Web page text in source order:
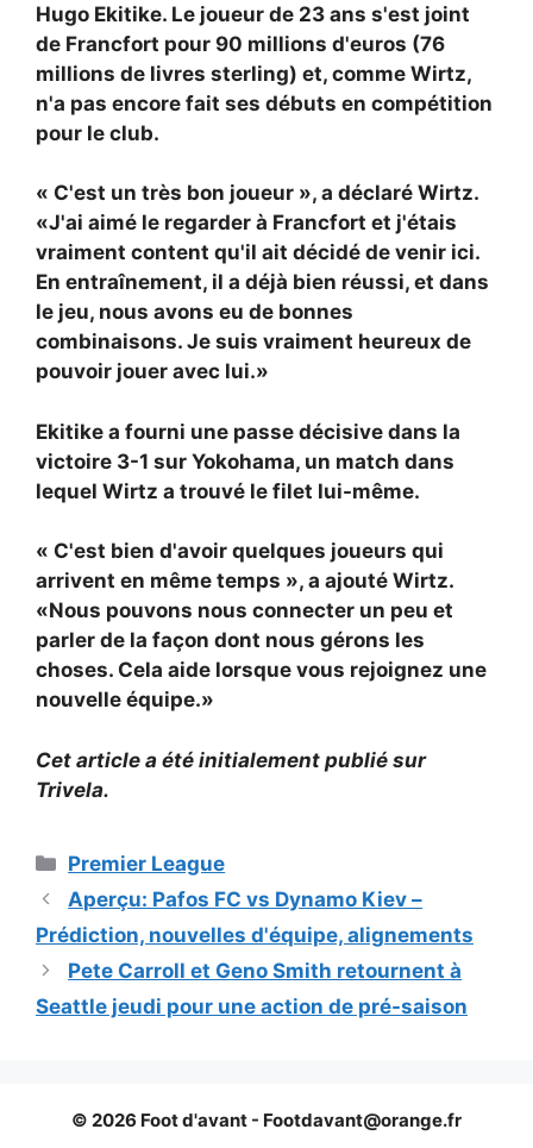
Hugo Ekitike. Le joueur de 23 ans s'est joint
de Francfort pour 90 millions d'euros (76
millions de livres sterling) et, comme Wirtz,
n'a pas encore fait ses débuts en compétition
pour le club.
« C'est un très bon joueur », a déclaré Wirtz.
«J'ai aimé le regarder à Francfort et j'étais
vraiment content qu'il ait décidé de venir ici.
En entraînement, il a déjà bien réussi, et dans
le jeu, nous avons eu de bonnes
combinaisons. Je suis vraiment heureux de
pouvoir jouer avec lui.»
Ekitike a fourni une passe décisive dans la
victoire 3-1 sur Yokohama, un match dans
lequel Wirtz a trouvé le filet lui-même.
« C'est bien d'avoir quelques joueurs qui
arrivent en même temps », a ajouté Wirtz.
«Nous pouvons nous connecter un peu et
parler de la façon dont nous gérons les
choses. Cela aide lorsque vous rejoignez une
nouvelle équipe.»
Cet article a été initialement publié sur
Trivela.
Catégories
Premier League
Aperçu: Pafos FC vs Dynamo Kiev –
Prédiction, nouvelles d'équipe, alignements
Pete Carroll et Geno Smith retournent à
Seattle jeudi pour une action de pré-saison
© 2026 Foot d'avant - Footdavant@orange.fr